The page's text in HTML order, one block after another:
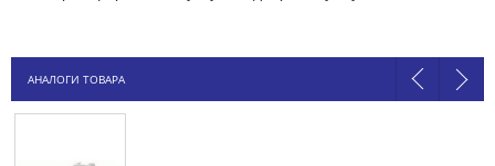
АНАЛОГИ ТОВАРА